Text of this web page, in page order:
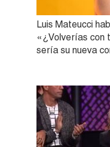
Luis Mateucci
«¿Volverías con
sería su nueva